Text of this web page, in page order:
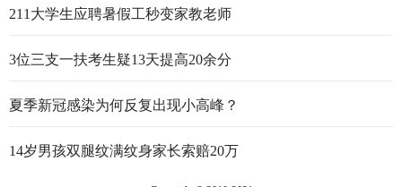
211大学生应聘暑假工秒变家教老师
3位三支一扶考生疑13天提高20余分
夏季新冠感染为何反复出现小高峰？
14岁男孩双腿纹满纹身家长索赔20万